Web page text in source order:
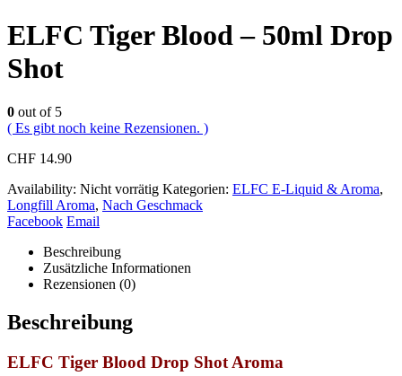
ELFC Tiger Blood – 50ml Drop
Shot
0 out of 5
( Es gibt noch keine Rezensionen. )
CHF 14.90
Availability: Nicht vorrätig Kategorien: ELFC E-Liquid & Aroma,
Longfill Aroma, Nach Geschmack
Facebook Email
Beschreibung
Zusätzliche Informationen
Rezensionen (0)
Beschreibung
ELFC Tiger Blood Drop Shot Aroma